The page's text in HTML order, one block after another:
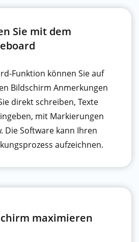
Sie mit dem
Funktion können Sie auf
Bildschirm Anmerkungen
direkt schreiben, Texte
mit Markierungen
Die Software kann Ihren
aufzeichnen.
maximieren